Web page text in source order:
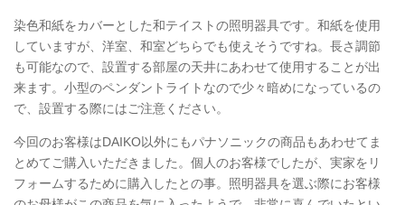
染色和紙をカバーとした和テイストの照明器具です。和紙を使用
していますが、洋室、和室どちらでも使えそうですね。長さ調節
も可能なので、設置する部屋の天井にあわせて使用することが出
来ます。小型のペンダントライトなので少々暗めになっているの
で、設置する際にはご注意ください。
今回のお客様はDAIKO以外にもパナソニックの商品もあわせてま
とめてご購入いただきました。個人のお客様でしたが、実家をリ
フォームするために購入したとの事。照明器具を選ぶ際にお客様